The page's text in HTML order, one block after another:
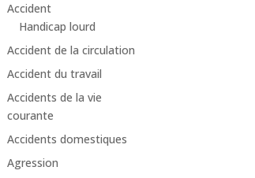
Accident
Handicap lourd
Accident de la circulation
Accident du travail
Accidents de la vie
courante
Accidents domestiques
Agression